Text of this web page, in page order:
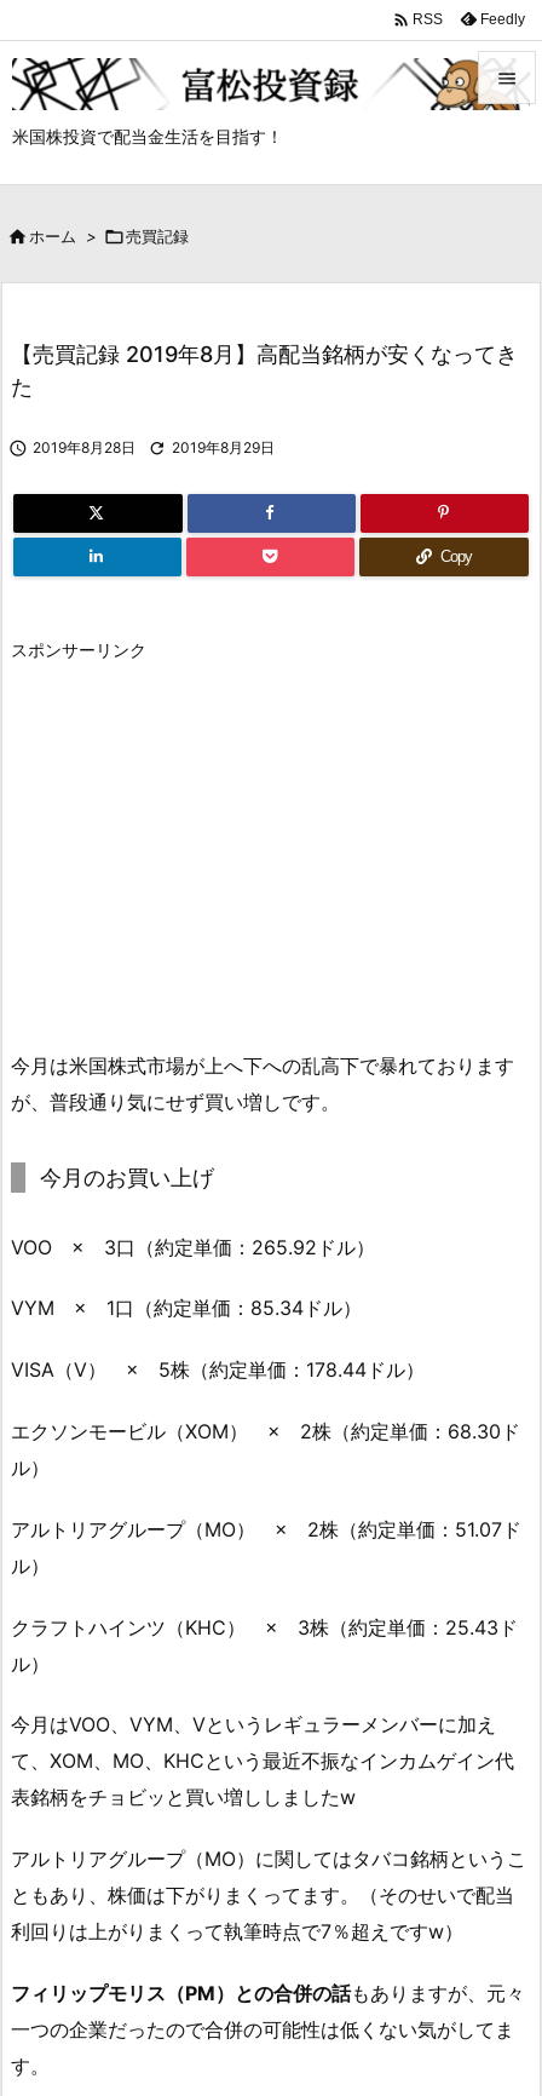
米国株投資で配当金生活を目指す！


 RSS Feedly
 ホーム > 売買記録
【売買記録 2019年8月】高配当銘柄が安くなってき
た
 2019年8月28日  2019年8月29日
Copy
スポンサーリンク
今月は米国株式市場が上へ下への乱高下で暴れております
が、普段通り気にせず買い増しです。
今月のお買い上げ
VOO × 3口（約定単価：265.92ドル）
VYM × 1口（約定単価：85.34ドル）
VISA（V） × 5株（約定単価：178.44ドル）
エクソンモービル（XOM） × 2株（約定単価：68.30ド
ル）
アルトリアグループ（MO） × 2株（約定単価：51.07ド
ル）
クラフトハインツ（KHC） × 3株（約定単価：25.43ド
ル）
今月はVOO、VYM、Vというレギュラーメンバーに加え
て、XOM、MO、KHCという最近不振なインカムゲイン代
表銘柄をチョビッと買い増ししましたw
アルトリアグループ（MO）に関してはタバコ銘柄というこ
ともあり、株価は下がりまくってます。（そのせいで配当
利回りは上がりまくって執筆時点で7％超えですw）
フィリップモリス（PM）との合併の話もありますが、元々
一つの企業だったので合併の可能性は低くない気がしてま
す。